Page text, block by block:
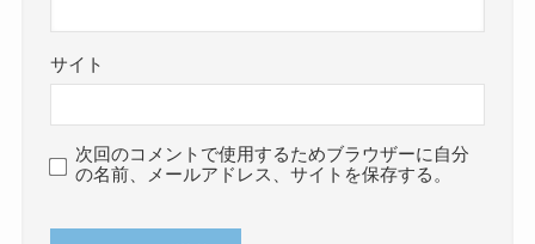
サイト
次回のコメントで使用するためブラウザーに自分
の名前、メールアドレス、サイトを保存する。